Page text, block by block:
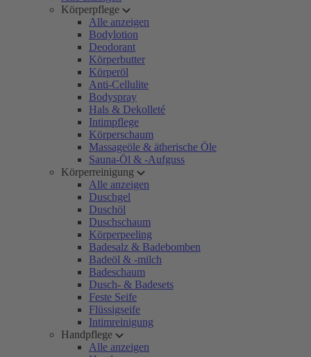
Körperpflege
Alle anzeigen
Bodylotion
Deodorant
Körperbutter
Körperöl
Anti-Cellulite
Bodyspray
Hals & Dekolleté
Intimpflege
Körperschaum
Massageöle & ätherische Öle
Sauna-Öl & -Aufguss
Körperreinigung
Alle anzeigen
Duschgel
Duschöl
Duschschaum
Körperpeeling
Badesalz & Badebomben
Badeöl & -milch
Badeschaum
Dusch- & Badesets
Feste Seife
Flüssigseife
Intimreinigung
Handpflege
Alle anzeigen